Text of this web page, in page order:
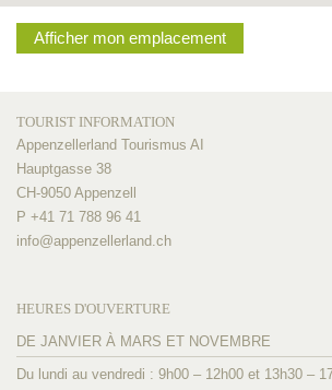
Afficher mon emplacement
TOURIST INFORMATION
Appenzellerland Tourismus AI
Hauptgasse 38
CH-9050 Appenzell
P +41 71 788 96 41
info@appenzellerland.ch
HEURES D'OUVERTURE
DE JANVIER À MARS ET NOVEMBRE
Du lundi au vendredi : 9h00 – 12h00 et 13h30 –